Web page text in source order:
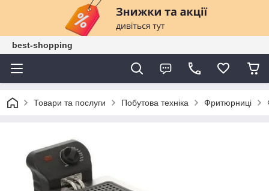
best-shopping
Товари та послуги Побутова техніка Фритюрниці